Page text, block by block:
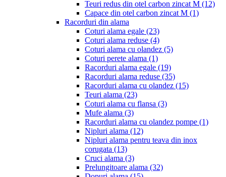
Teuri redus din otel carbon zincat M (12)
Capace din otel carbon zincat M (1)
Racorduri din alama
Coturi alama egale (23)
Coturi alama reduse (4)
Coturi alama cu olandez (5)
Coturi perete alama (1)
Racorduri alama egale (19)
Racorduri alama reduse (35)
Racorduri alama cu olandez (15)
Teuri alama (23)
Coturi alama cu flansa (3)
Mufe alama (3)
Racorduri alama cu olandez pompe (1)
Nipluri alama (12)
Nipluri alama pentru teava din inox
corugata (13)
Cruci alama (3)
Prelungitoare alama (32)